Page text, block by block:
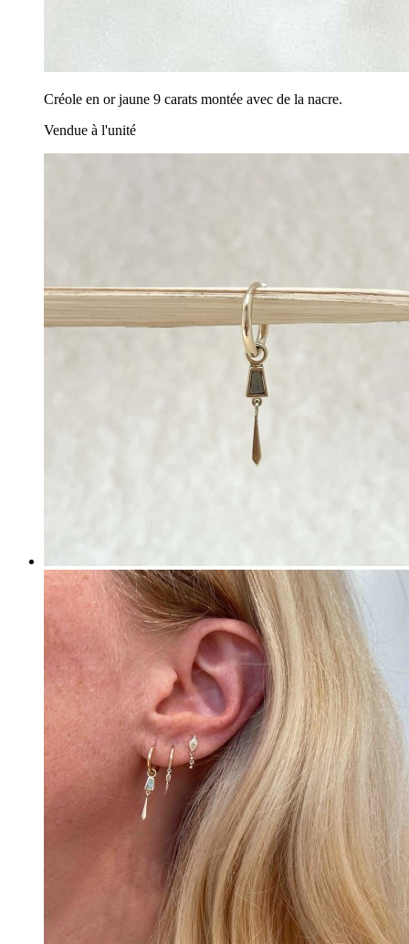
Créole en or jaune 9 carats montée avec de la nacre.
Vendue à l'unité